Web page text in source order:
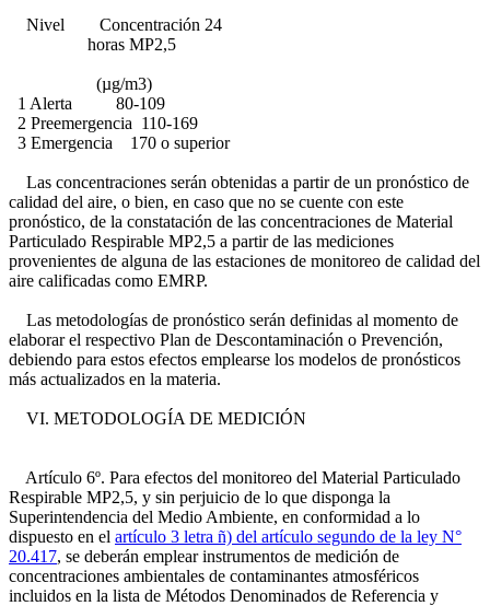
Nivel Concentración 24
horas MP2,5
(µg/m3)
1 Alerta 80-109
2 Preemergencia 110-169
3 Emergencia 170 o superior
Las concentraciones serán obtenidas a partir de un pronóstico de
calidad del aire, o bien, en caso que no se cuente con este
pronóstico, de la constatación de las concentraciones de Material
Particulado Respirable MP2,5 a partir de las mediciones
provenientes de alguna de las estaciones de monitoreo de calidad del
aire calificadas como EMRP.
Las metodologías de pronóstico serán definidas al momento de
elaborar el respectivo Plan de Descontaminación o Prevención,
debiendo para estos efectos emplearse los modelos de pronósticos
más actualizados en la materia.
VI. METODOLOGÍA DE MEDICIÓN
Artículo 6º. Para efectos del monitoreo del Material Particulado
Respirable MP2,5, y sin perjuicio de lo que disponga la
Superintendencia del Medio Ambiente, en conformidad a lo
dispuesto en el artículo 3 letra ñ) del artículo segundo de la ley N°
20.417, se deberán emplear instrumentos de medición de
concentraciones ambientales de contaminantes atmosféricos
incluidos en la lista de Métodos Denominados de Referencia y